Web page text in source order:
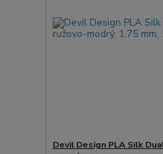
Devil Design PLA Silk